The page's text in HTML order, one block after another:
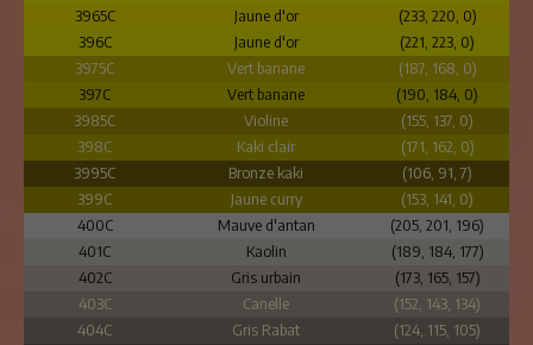
3965C Jaune d'or
(233, 220, 0)
396C
Jaune d'or
(221, 223, 0)
3975C
Vert banane
(187, 168, 0)
397C
Vert banane
(190, 184, 0)
3985C
Violine
(155, 137, 0)
398C
Kaki clair
(171, 162, 0)
3995C
Bronze kaki
(106, 91, 7)
399C
Jaune curry
(153, 141, 0)
400C
Mauve d'antan
(205, 201, 196)
401C
Kaolin
(189, 184, 177)
402C
Gris urbain
(173, 165, 157)
403C
Canelle
(152, 143, 134)
404C
Gris Rabat
(124, 115, 105)